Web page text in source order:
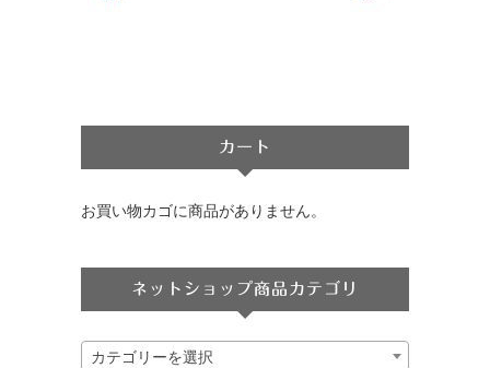
カート
お買い物カゴに商品がありません。
ネットショップ商品カテゴリ
カテゴリーを選択